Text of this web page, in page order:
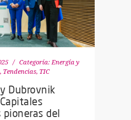
Categoría: Energía y
, Tendencias, TIC
Dubrovnik
pioneras del